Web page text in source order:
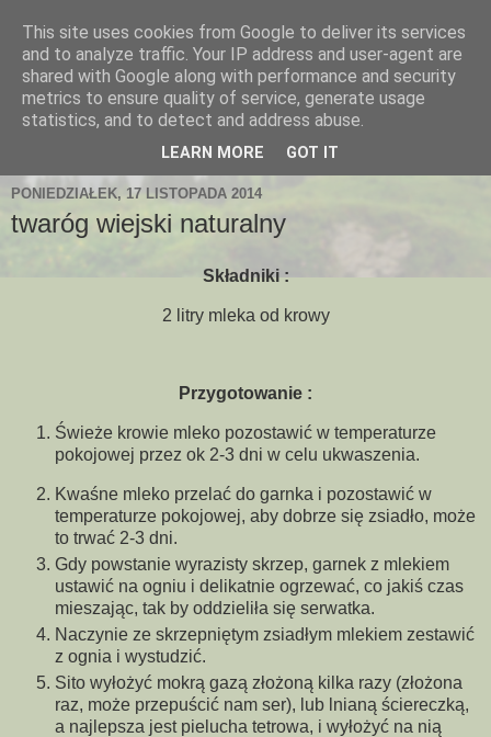
PONIEDZIAŁEK, 17 LISTOPADA 2014
twaróg wiejski naturalny
Składniki :
2 litry mleka od krowy
Przygotowanie :
Świeże krowie mleko pozostawić w temperaturze
pokojowej przez ok 2-3 dni w celu ukwaszenia.
Kwaśne mleko przelać do garnka i pozostawić w
temperaturze pokojowej, aby dobrze się zsiadło, może
to trwać 2-3 dni.
Gdy powstanie wyrazisty skrzep, garnek z mlekiem
ustawić na ogniu i delikatnie ogrzewać, co jakiś czas
mieszając, tak by oddzieliła się serwatka.
Naczynie ze skrzepniętym zsiadłym mlekiem zestawić
z ognia i wystudzić.
Sito wyłożyć mokrą gazą złożoną kilka razy (złożona
raz, może przepuścić nam ser), lub lnianą ściereczką,
a najlepsza jest pielucha tetrowa, i wyłożyć na nią
This site uses cookies from Google to deliver its services
and to analyze traffic. Your IP address and user-agent are
shared with Google along with performance and security
metrics to ensure quality of service, generate usage
statistics, and to detect and address abuse.
LEARN MORE GOT IT